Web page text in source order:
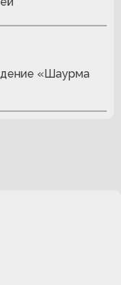
«Шаурма